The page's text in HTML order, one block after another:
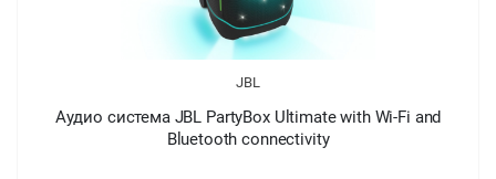
JBL
Аудио система JBL PartyBox Ultimate with Wi-Fi and
Bluetooth connectivity